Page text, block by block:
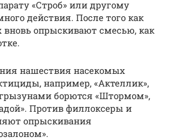
«Строб» или другому
действия. После того как
вновь опрыскивают смесью, как
нашествия насекомых
например, «Актеллик»,
борются «Штормом»,
Против филлоксеры и
опрыскивания